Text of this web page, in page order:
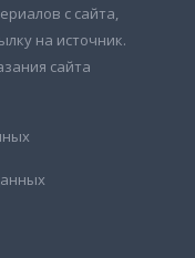
с сайта,
на источник.
сайта